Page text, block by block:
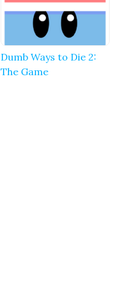
Dumb Ways to Die 2:
The Game